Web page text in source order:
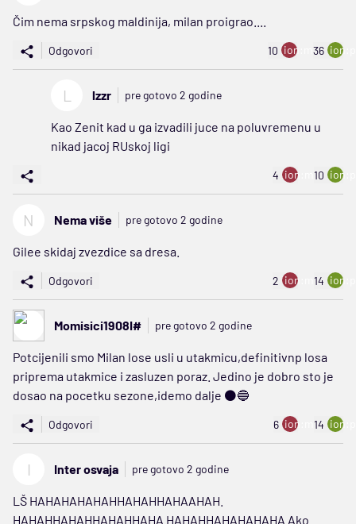
Čim nema srpskog maldinija, milan proigrao....
Odgovori 10 ion:minus
36
L lzzr pre gotovo 2 godine
Kao Zenit kad u ga izvadili juce na poluvremenu u
nikad jacoj RUskoj ligi
4 ion:minus
10
N Nema više pre gotovo 2 godine
Gilee skidaj zvezdice sa dresa.
Odgovori 2 ion:minus
14
Momisici1908I# pre gotovo 2 godine
Potcijenili smo Milan lose usli u utakmicu,definitivnp losa
priprema utakmice i zasluzen poraz. Jedino je dobro sto je
dosao na pocetku sezone,idemo dalje ⚫️🔵
Odgovori 6 ion:minus
14
I Inter osvaja pre gotovo 2 godine
LŠ HAHAHAHAHAHHAHAHHAHAAHAH.
HAHAHHAHAHHAHAHHAHA HAHAHHAHAHAHAHA Ako